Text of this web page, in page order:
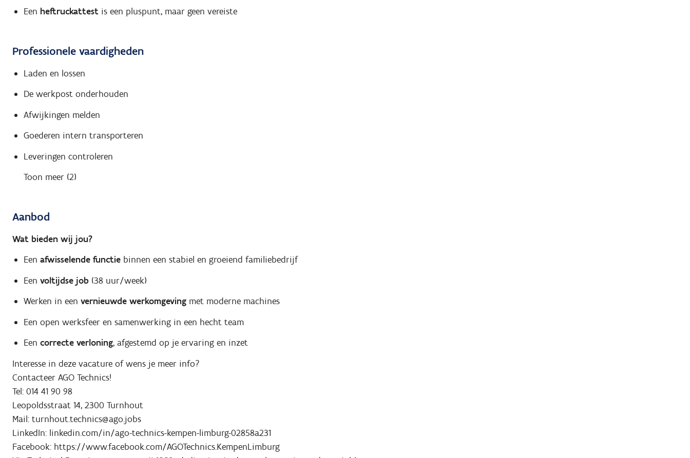
Een heftruckattestis een pluspunt, maar geen vereiste
Professionele vaardigheden
Laden en lossen
De werkpost onderhouden
Afwijkingen melden
Goederen intern transporteren
Leveringen controleren
Toon meer (2)
Aanbod
Wat bieden wij jou?
Een afwisselende functiebinnen een stabiel en groeiend familiebedrijf
Een voltijdse job(38 uur/week)
Werken in een vernieuwde werkomgevingmet moderne machines
Een open werksfeer en samenwerking in een hecht team
Een correcte verloning, afgestemd op je ervaring en inzet
Interesse in deze vacature of wens je meer info?
Contacteer AGO Technics!
Tel: 014 41 90 98
Leopoldsstraat 14, 2300 Turnhout
Mail: turnhout.technics@ago.jobs
LinkedIn: linkedin.com/in/ago-technics-kempen-limburg-02858a231
Facebook: https://www.facebook.com/AGOTechnics.KempenLimburg